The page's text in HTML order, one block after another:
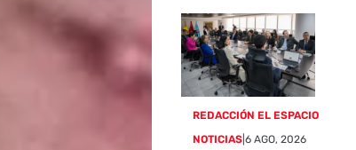
REDACCIÓN EL ESPACIO
NOTICIAS |6 AGO, 2026